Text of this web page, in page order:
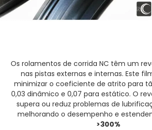
Os rolamentos de corrida NC têm um
nas pistas externas e internas. Este
minimizar o coeficiente de atrito para
0,03 dinâmico e 0,07 para estático. O
supera ou reduz problemas de
melhorando o desempenho e
>300%